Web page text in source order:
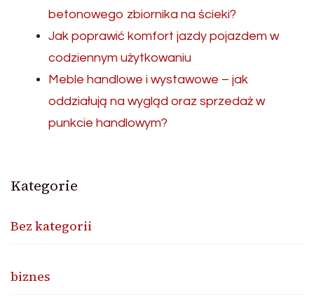
betonowego zbiornika na ścieki?
Jak poprawić komfort jazdy pojazdem w
codziennym użytkowaniu
Meble handlowe i wystawowe – jak
oddziałują na wygląd oraz sprzedaż w
punkcie handlowym?
Kategorie
Bez kategorii
biznes